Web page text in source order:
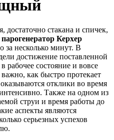
достаточно стакана и спичек,
парогенератор Керхер
за несколько минут. В
достижение поставленной
рабочее состояние и вовсе
как быстро протекает
отклики во время
Также на одном из
струи и время работы до
аспекты являются
серьезных успехов